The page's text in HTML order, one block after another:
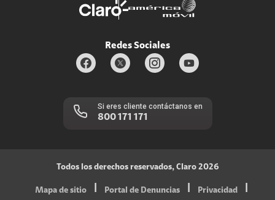
Estado de Servicios
Redes Sociales
Si eres cliente contáctanos en
800 171 171
Todos los derechos reservados, Claro 2026
Mapa de sitio Portal de Denuncias Privacidad